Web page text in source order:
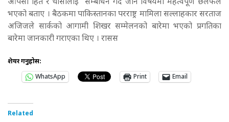
आपसी हित र चासोलाई सम्बोधन गर्दै जाने विषयमा महत्वपूर्ण छलफल
भएको बताए । बैठकमा पाकिस्तानका परराष्ट्र मामिला सल्लाहकार सरताज
अजिजले सार्कको आगामी शिखर सम्मेलनको बारेमा भएको प्रगतिका
बारेमा जानकारी गराएका थिए । रासस
शेयर गर्नुहोस:
WhatsApp
Print Email
Related